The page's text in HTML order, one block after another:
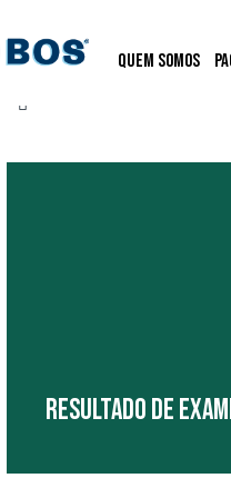
Quem Somos
RESULTADO DE